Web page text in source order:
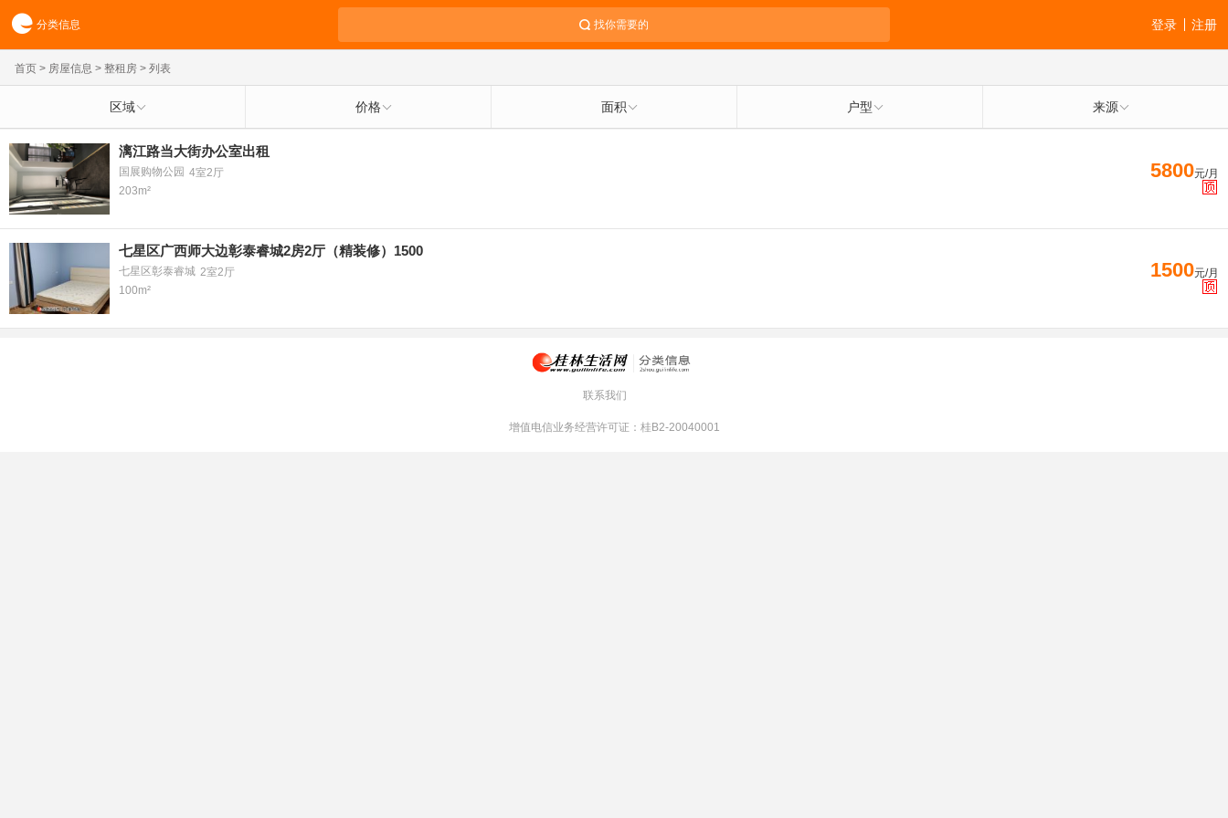
分类信息 找你需要的 注册
登录
首页 > 房屋信息 > 整租房 > 列表
区域 价格 面积 户型 来源
漓江路当大街办公室出租
国展购物公园 4室2厅
203m²
5800元/月
七星区广西师大边彰泰睿城2房2厅（精装修）1500
七星区彰泰睿城 2室2厅
100m²
1500元/月
联系我们
增值电信业务经营许可证：桂B2-20040001